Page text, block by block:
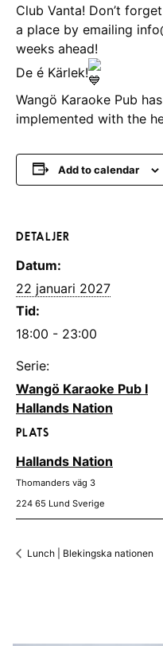
Club Vanta! Don’t
a place by emailing
weeks ahead!
De é Kärlek!
Wangö Karaoke Pub
implemented with the
Add to calendar
DETALJER
Datum:
22 januari 2027
Tid:
18:00 - 23:00
Serie:
Wangö Karaoke Pub I
Hallands Nation
PLATS
Hallands Nation
Thomanders väg 3
224 65 Lund Sverige
Lunch | Blekingska nationen